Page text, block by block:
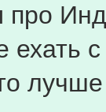
ехать